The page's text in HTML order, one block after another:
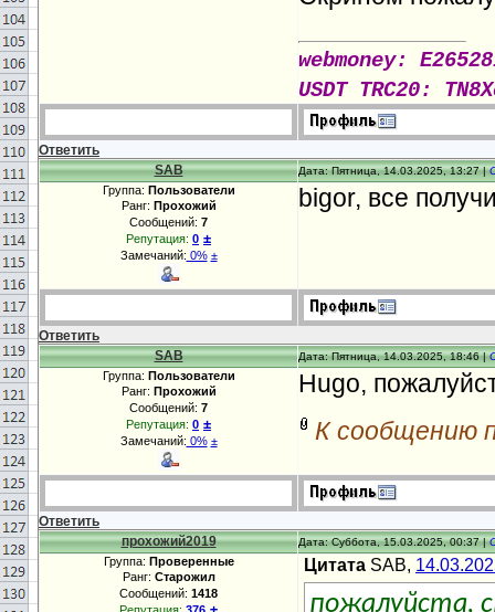
webmoney:
USDT TRC20:
Ответить
SAB
Дата: Пятница, 14.03.2025, 13:27 |
Группа: Пользователи
Ранг: Прохожий
Сообщений: 7
Репутация: 0 ±
Замечаний: 0% ±
bigor, все
Ответить
SAB
Дата: Пятница, 14.03.2025, 18:46 |
Группа: Пользователи
Ранг: Прохожий
Сообщений: 7
Репутация: 0 ±
Замечаний: 0% ±
Hugo,
К сообщению
Ответить
прохожий2019
Дата: Суббота, 15.03.2025, 00:37 |
Группа: Проверенные
Ранг: Старожил
Сообщений: 1418
Цитата SAB,
пожалуйста,